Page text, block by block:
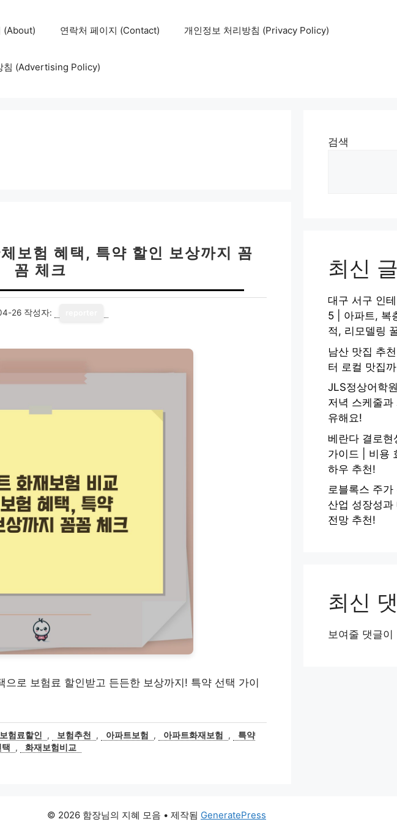
(About) 연락처 페이지 (Contact) 개인정보 처리방침 (Privacy Policy)
침 (Advertising Policy)
보험 혜택, 특약 할인 보상까지 꼼
꼼 체크
26 작성자:
로 보험료 할인받고 든든한 보상까지! 특약 선택 가이
보험료할인 , 보험추천 , 아파트보험 , 아파트화재보험 ,
특약
, 화재보험비교
검색
최신 글
대구 서구 인
5 | 아파트, 복
적, 리모델링
남산 맛집 추
터 로컬 맛집
JLS정상어학
저녁 스케줄
유해요!
베란다 결로현
가이드 | 비용
하우 추천!
로블록스 주
산업 성장성과
전망 추천!
최신
보여줄 댓글이
© 2026 함장님의 지혜 모음 • 제작됨 GeneratePress